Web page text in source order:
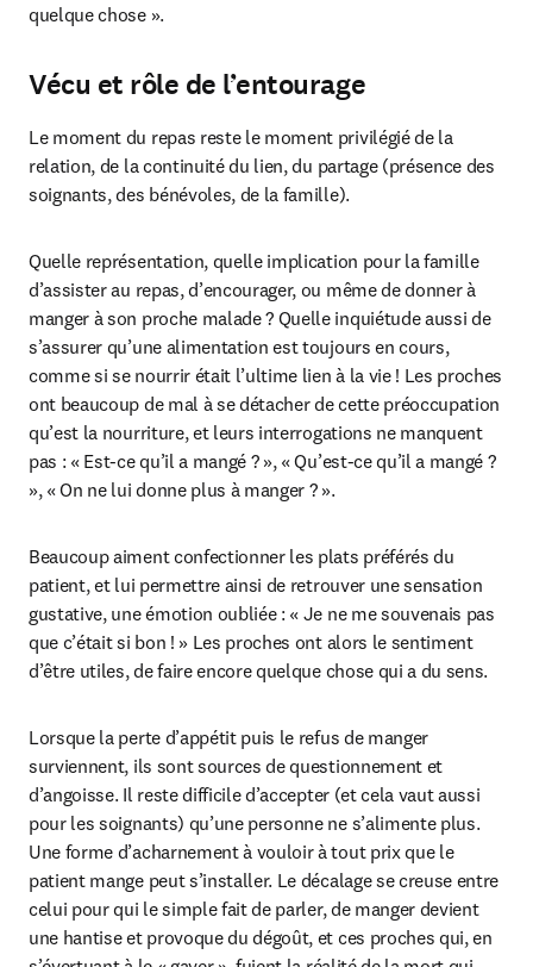
quelque chose ».
Vécu et rôle de l’entourage
Le moment du repas reste le moment privilégié de la
relation, de la continuité du lien, du partage (présence des
soignants, des bénévoles, de la famille).
Quelle représentation, quelle implication pour la famille
d’assister au repas, d’encourager, ou même de donner à
manger à son proche malade ? Quelle inquiétude aussi de
s’assurer qu’une alimentation est toujours en cours,
comme si se nourrir était l’ultime lien à la vie ! Les proches
ont beaucoup de mal à se détacher de cette préoccupation
qu’est la nourriture, et leurs interrogations ne manquent
pas : « Est-ce qu’il a mangé ? », « Qu’est-ce qu’il a mangé ?
», « On ne lui donne plus à manger ? ».
Beaucoup aiment confectionner les plats préférés du
patient, et lui permettre ainsi de retrouver une sensation
gustative, une émotion oubliée : « Je ne me souvenais pas
que c’était si bon ! » Les proches ont alors le sentiment
d’être utiles, de faire encore quelque chose qui a du sens.
Lorsque la perte d’appétit puis le refus de manger
surviennent, ils sont sources de questionnement et
d’angoisse. Il reste difficile d’accepter (et cela vaut aussi
pour les soignants) qu’une personne ne s’alimente plus.
Une forme d’acharnement à vouloir à tout prix que le
patient mange peut s’installer. Le décalage se creuse entre
celui pour qui le simple fait de parler, de manger devient
une hantise et provoque du dégoût, et ces proches qui, en